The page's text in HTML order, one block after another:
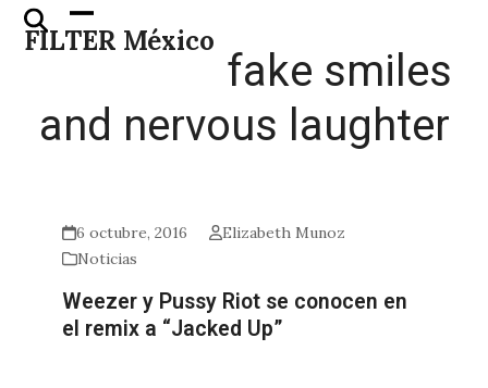
Skip
FILTER México
Open
mobile
Close
mobile
fake smiles
and nervous laughter
6 octubre, 2016
Elizabeth Munoz
Noticias
Weezer y Pussy Riot se conocen en
el remix a “Jacked Up”